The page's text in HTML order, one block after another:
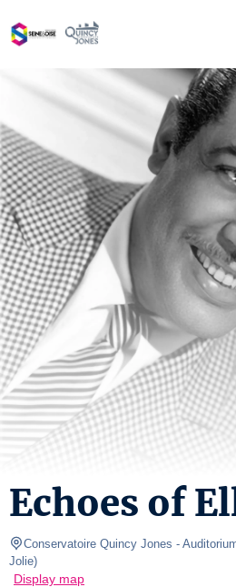
Echoes of
Conservatoire Quincy Jones -
Jolie)
Display map